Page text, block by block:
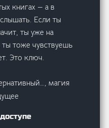
книгах — а в
Если ты
ты уже на
тоже чувствуешь
Это ключ.
магия